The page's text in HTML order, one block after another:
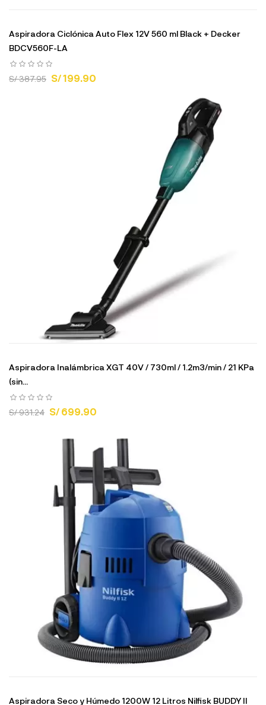
Aspiradora Ciclónica Auto Flex 12V 560 ml Black + Decker
BDCV560F-LA
S/ 387.95 S/ 199.90
Aspiradora Inalámbrica XGT 40V / 730ml / 1.2m3/min / 21 KPa
(sin...
S/ 931.24 S/ 699.90
Aspiradora Seco y Húmedo 1200W 12 Litros Nilfisk BUDDY II